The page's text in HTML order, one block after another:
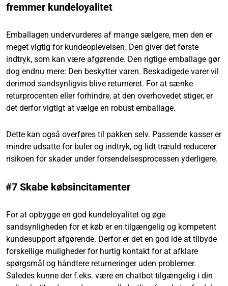
fremmer kundeloyalitet
Emballagen undervurderes af mange sælgere, men den er
meget vigtig for kundeoplevelsen. Den giver det første
indtryk, som kan være afgørende. Den rigtige emballage gør
dog endnu mere: Den beskytter varen. Beskadigede varer vil
derimod sandsynligvis blive returneret. For at sænke
returprocenten eller forhindre, at den overhovedet stiger, er
det derfor vigtigt at vælge en robust emballage.
Dette kan også overføres til pakken selv. Passende kasser er
mindre udsatte for buler og indtryk, og lidt træuld reducerer
risikoen for skader under forsendelsesprocessen yderligere.
#7 Skabe købsincitamenter
For at opbygge en god kundeloyalitet og øge
sandsynligheden for et køb er en tilgængelig og kompetent
kundesupport afgørende. Derfor er det en god idé at tilbyde
forskellige muligheder for hurtig kontakt for at afklare
spørgsmål og håndtere returneringer uden problemer.
Således kunne der f.eks. være en chatbot tilgængelig i din